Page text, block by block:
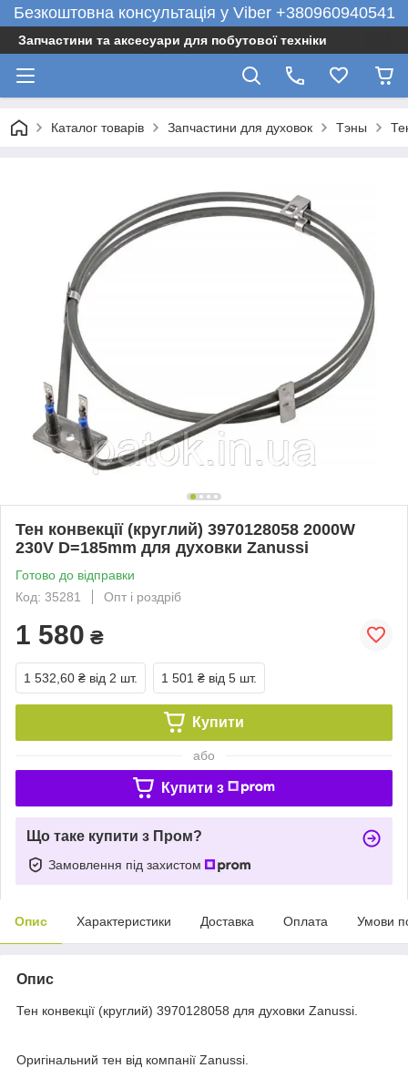
Безкоштовна консультація у Viber +380960940541
Запчастини та аксесуари для побутової техніки
Каталог товарів Запчастини для духовок Тэны
Тен конвекції (круглий) 3970128058 2000W
230V D=185mm для духовки Zanussi
Готово до відправки
Код: 35281
Опт і роздріб
1 580 ₴
1 532,60 ₴ від 2 шт. 1 501 ₴ від 5 шт.
Купити
або
Купити з
Що таке купити з Пром?
Замовлення під захистом
Опис Характеристики Доставка Оплата Умови
Опис
Тен конвекції (круглий) 3970128058 для духовки Zanussi.
Оригінальний тен від компанії Zanussi.